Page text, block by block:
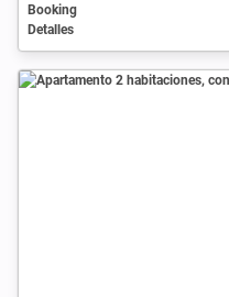
Booking
Detalles